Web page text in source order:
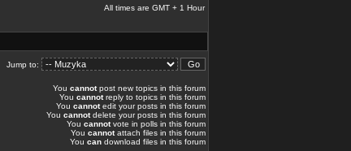
All times are GMT + 1 Hour
Jump to:
You cannotpost new topics in this forum
You cannotreply to topics in this forum
You cannotedit your posts in this forum
You cannotdelete your posts in this forum
You cannotvote in polls in this forum
You cannotattach files in this forum
You can download files in this forum